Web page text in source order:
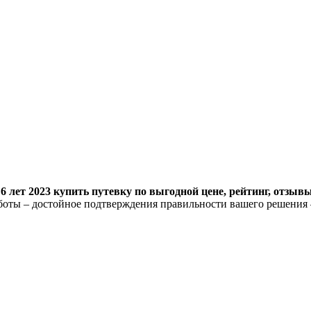
2023 купить путевку по выгодной цене, рейтинг,
– достойное подтверждения правильности вашего